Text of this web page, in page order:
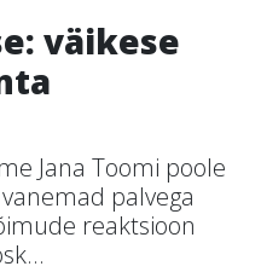
väikese
Jana Toomi poole
palvega
reaktsioon